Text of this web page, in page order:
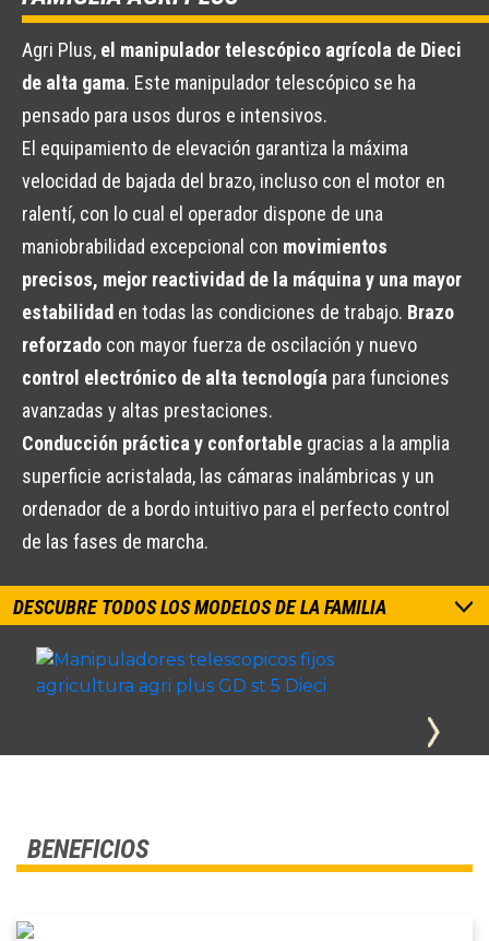
Agri Plus, el manipulador telescópico agrícola de Dieci
de alta gama. Este manipulador telescópico se ha
pensado para usos duros e intensivos.
El equipamiento de elevación garantiza la máxima
velocidad de bajada del brazo, incluso con el motor en
ralentí, con lo cual el operador dispone de una
maniobrabilidad excepcional con movimientos
precisos, mejor reactividad de la máquina y una mayor
estabilidad en todas las condiciones de trabajo. Brazo
reforzado con mayor fuerza de oscilación y nuevo
control electrónico de alta tecnología para funciones
avanzadas y altas prestaciones.
Conducción práctica y confortable gracias a la amplia
superficie acristalada, las cámaras inalámbricas y un
ordenador de a bordo intuitivo para el perfecto control
de las fases de marcha.
DESCUBRE TODOS LOS MODELOS DE LA FAMILIA
BENEFICIOS